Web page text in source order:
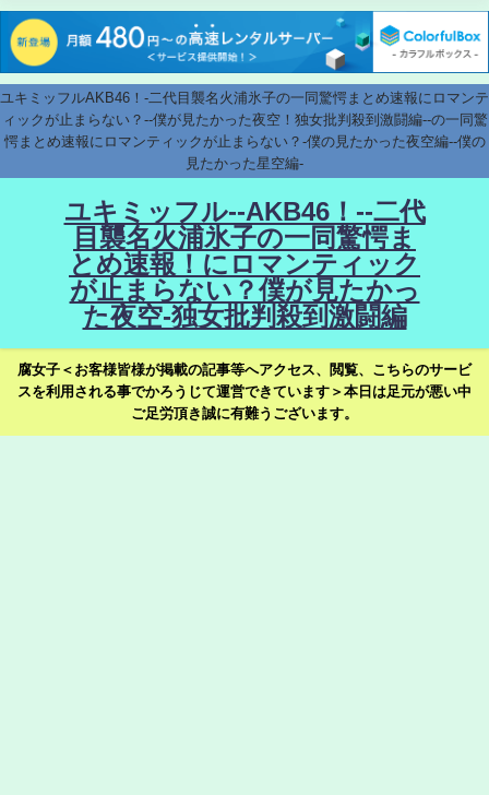
ユキミッフルAKB46！-二代目襲名火浦氷子の一同驚愕まとめ速報にロマンテ
ィックが止まらない？--僕が見たかった夜空！独女批判殺到激闘編--の一同驚
愕まとめ速報にロマンティックが止まらない？-僕の見たかった夜空編--僕の
見たかった星空編-
ユキミッフル--AKB46！--二代
目襲名火浦氷子の一同驚愕ま
とめ速報！にロマンティック
が止まらない？僕が見たかっ
た夜空-独女批判殺到激闘編
腐女子＜お客様皆様が掲載の記事等へアクセス、閲覧、こちらのサービ
スを利用される事でかろうじて運営できています＞本日は足元が悪い中
ご足労頂き誠に有難うございます。